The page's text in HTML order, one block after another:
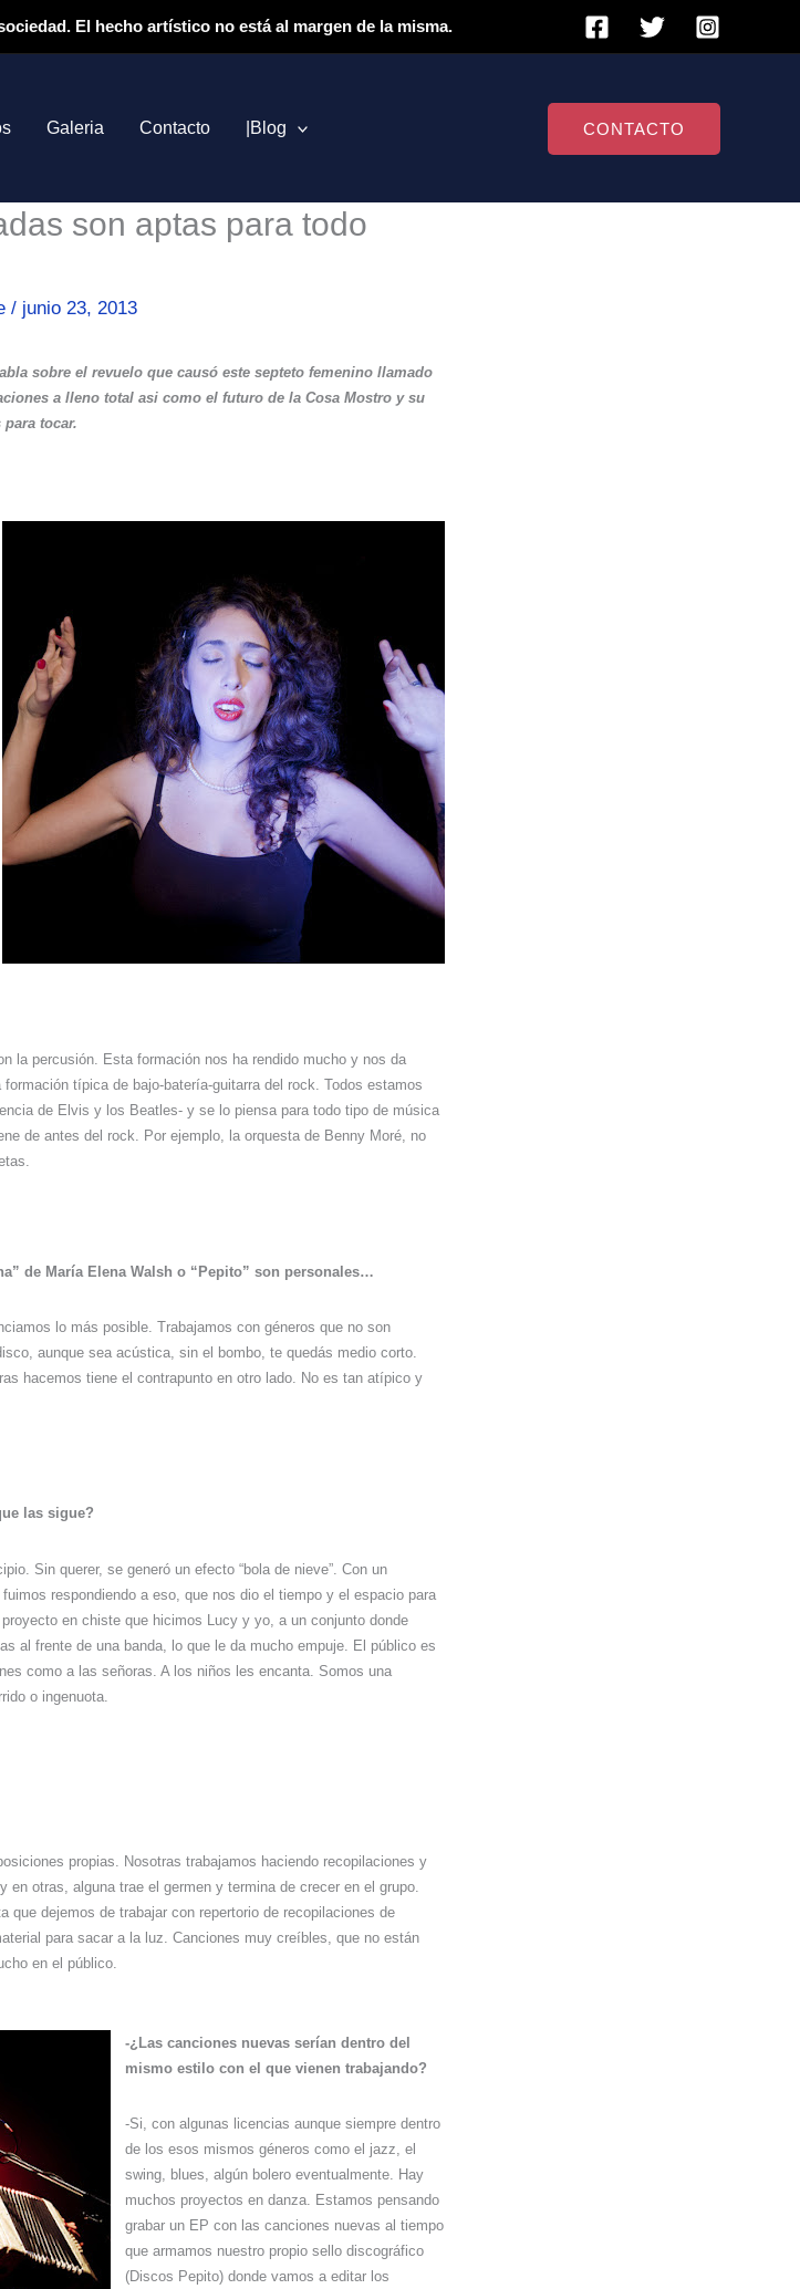
El hecho artístico no está al margen de la misma.
Galeria Contacto |Blog CONTACTO
son aptas para todo
/ junio 23, 2013
sobre el revuelo que causó este septeto femenino llamado
a lleno total asi como el futuro de la Cosa Mostro y su
tocar.
la percusión. Esta formación nos ha rendido mucho y nos da
típica de bajo-batería-guitarra del rock. Todos estamos
de Elvis y los Beatles- y se lo piensa para todo tipo de música
de antes del rock. Por ejemplo, la orquesta de Benny Moré, no
de María Elena Walsh o “Pepito” son personales…
lo más posible. Trabajamos con géneros que no son
aunque sea acústica, sin el bombo, te quedás medio corto.
hacemos tiene el contrapunto en otro lado. No es tan atípico y
las sigue?
Sin querer, se generó un efecto “bola de nieve”. Con un
respondiendo a eso, que nos dio el tiempo y el espacio para
en chiste que hicimos Lucy y yo, a un conjunto donde
al frente de una banda, lo que le da mucho empuje. El público es
como a las señoras. A los niños les encanta. Somos una
o ingenuota.
propias. Nosotras trabajamos haciendo recopilaciones y
otras, alguna trae el germen y termina de crecer en el grupo.
que dejemos de trabajar con repertorio de recopilaciones de
para sacar a la luz. Canciones muy creíbles, que no están
en el público.
-¿Las canciones nuevas serían dentro del
mismo estilo con el que vienen trabajando?
-Si, con algunas licencias aunque siempre dentro
de los esos mismos géneros como el jazz, el
swing, blues, algún bolero eventualmente. Hay
muchos proyectos en danza. Estamos pensando
grabar un EP con las canciones nuevas al tiempo
que armamos nuestro propio sello discográfico
(Discos Pepito) donde vamos a editar los